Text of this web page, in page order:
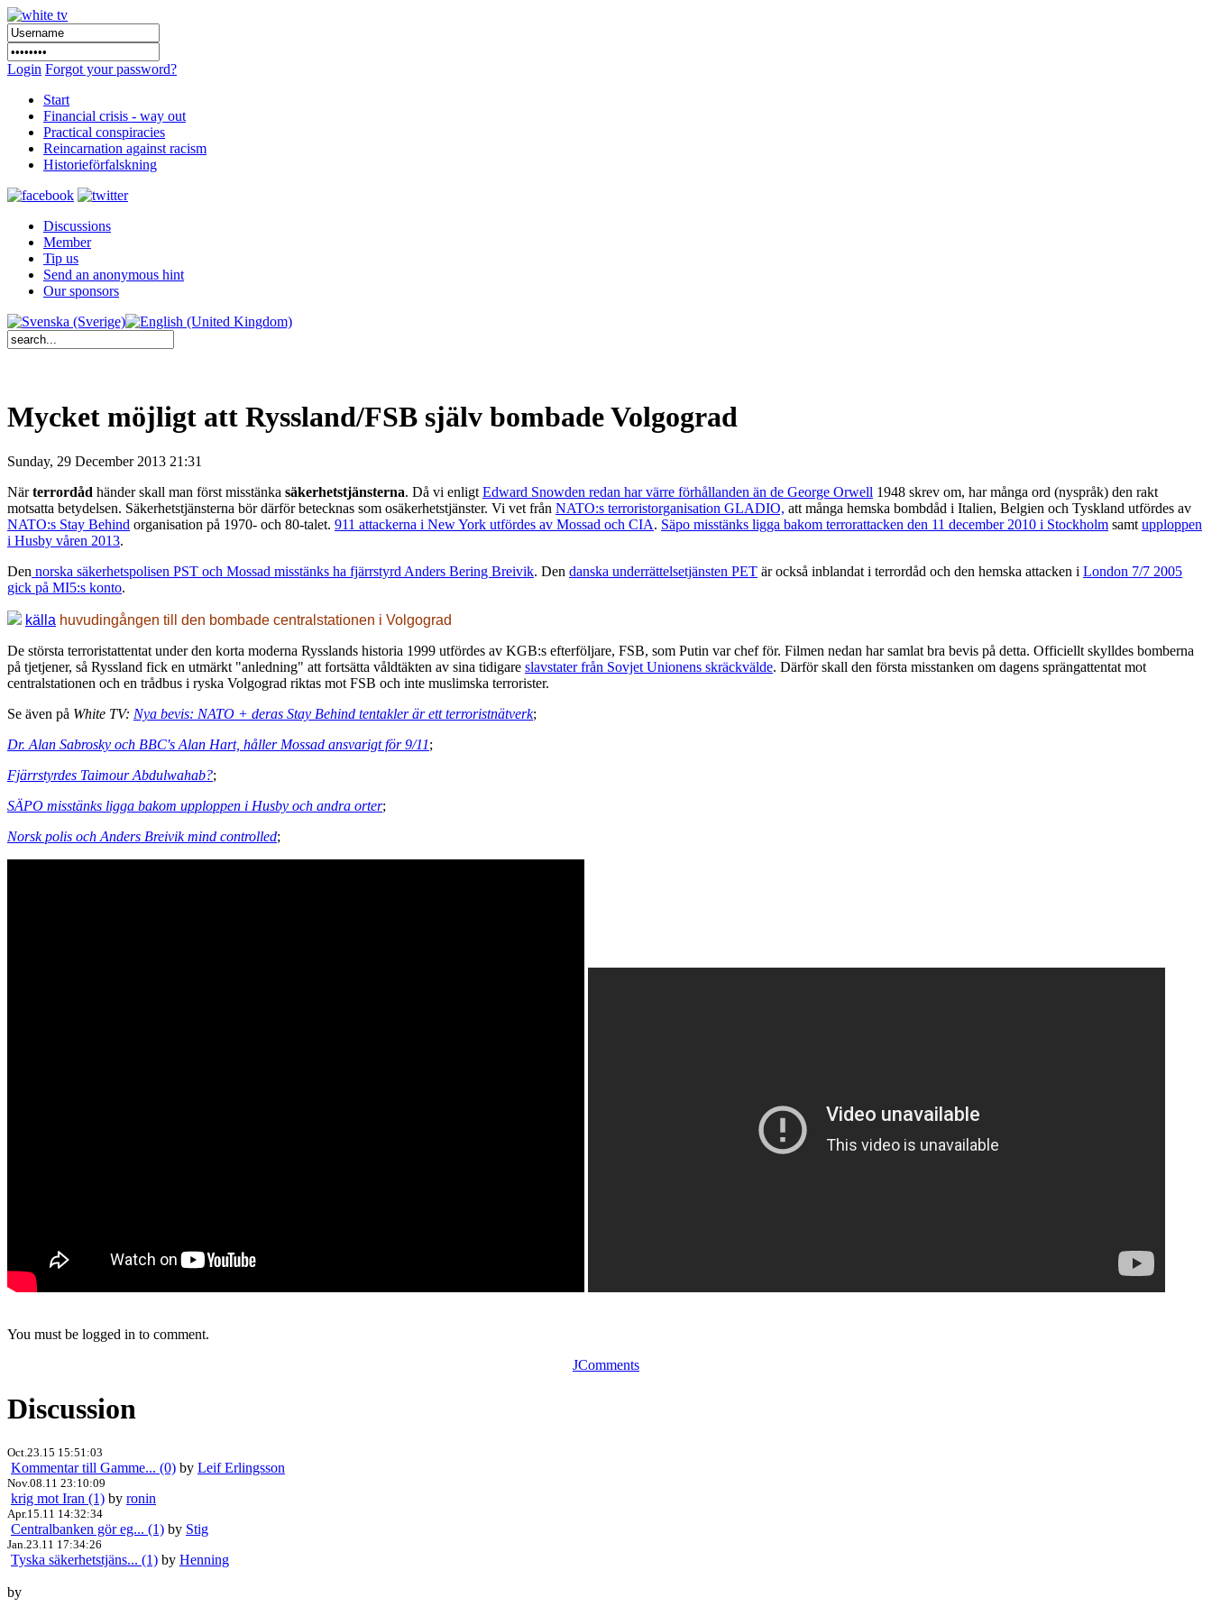
Login Forgot your password?
Start
Financial crisis - way out
Practical conspiracies
Reincarnation against racism
Historieförfalskning
Discussions
Member
Tip us
Send an anonymous hint
Our sponsors
Mycket möjligt att Ryssland/FSB själv bombade Volgograd
Sunday, 29 December 2013 21:31
Närterrordåd händer skall man först misstänka säkerhetstjänsterna. Då vi enligt Edward Snowden redan har värre förhållanden än de George Orwell 1948 skrev om, har många ord (nyspråk) den rakt
motsatta betydelsen. Säkerhetstjänsterna bör därför betecknas som osäkerhetstjänster. Vi vet från NATO:s terroristorganisation GLADIO, att många hemska bombdåd i Italien, Belgien och Tyskland utfördes av
NATO:s Stay Behind organisation på 1970- och 80-talet. 911 attackerna i New York utfördes av Mossad och CIA. Säpo misstänks ligga bakom terrorattacken den 11 december 2010 i Stockholm samt upploppen
i Husby våren 2013.
Den norska säkerhetspolisen PST och Mossad misstänks ha fjärrstyrd Anders Bering Breivik. Den danska underrättelsetjänsten PET är också inblandat i terrordåd och den hemska attacken i London 7/7 2005
gick på MI5:s konto.
källa huvudingången till den bombade centralstationen i Volgograd
De största terroristattentat under den korta moderna Rysslands historia 1999 utfördes av KGB:s efterföljare, FSB, som Putin var chef för. Filmen nedan har samlat bra bevis på detta. Officiellt skylldes bomberna
på tjetjener, så Ryssland fick en utmärkt "anledning" att fortsätta våldtäkten av sina tidigare slavstater från Sovjet Unionens skräckvälde. Därför skall den första misstanken om dagens sprängattentat mot
centralstationen och en trådbus i ryska Volgograd riktas mot FSB och inte muslimska terrorister.
Se även på White TV: Nya bevis: NATO + deras Stay Behind tentakler är ett terroristnätverk;
Dr. Alan Sabrosky och BBC's Alan Hart, håller Mossad ansvarigt för 9/11;
Fjärrstyrdes Taimour Abdulwahab?;
SÄPO misstänks ligga bakom upploppen i Husby och andra orter;
Norsk polis och Anders Breivik mind controlled;
You must be logged in to comment.
JComments
Discussion
Oct.23.15 15:51:03
Kommentar till Gamme... (0) by Leif Erlingsson
Nov.08.11 23:10:09
krig mot Iran (1) by ronin
Apr.15.11 14:32:34
Centralbanken gör eg... (1) by Stig
Jan.23.11 17:34:26
Tyska säkerhetstjäns... (1) by Henning
by